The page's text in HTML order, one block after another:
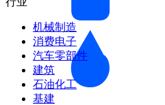
机械制造
消费电子
汽车零部件
建筑
石油化工
基建